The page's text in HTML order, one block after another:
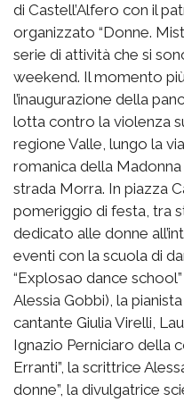
di Castell’Alfero con il
organizzato “Donne.
serie di attività che si
weekend. Il momento
l’inaugurazione della
lotta contro la violenza
regione Valle, lungo la
romanica della Madonna
strada Morra. In piazza
pomeriggio di festa, tra
dedicato alle donne
eventi con la scuola di
“Explosao dance
Alessia Gobbi), la
cantante Giulia Virelli,
Ignazio Perniciaro della
Erranti”, la scrittrice
donne”, la divulgatrice